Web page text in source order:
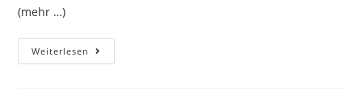
(mehr …)
Weiterlesen